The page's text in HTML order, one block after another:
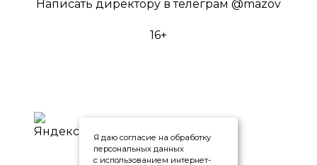
Написать директору в телеграм @mazov
16+
Я даю согласие на обработку
персональных данных
с использованием интернет-